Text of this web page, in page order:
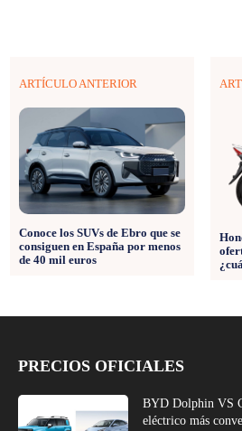
ARTÍCULO ANTERIOR
Conoce los SUVs de Ebro que se
consiguen en España por menos
de 40 mil euros
PRECIOS OFICIALES
BYD Dolphin VS
eléctrico más